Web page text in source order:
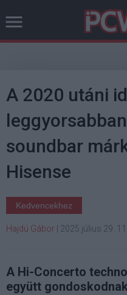
A 2020 utáni
soundbar
Hisense
Kedvencekhez
Hajdú Gábor 2025 július 29.
A Hi-Concerto
együtt